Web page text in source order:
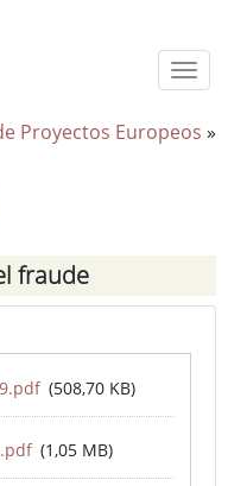
Proyectos Europeos »
fraude
(508,70 KB)
(1,05 MB)